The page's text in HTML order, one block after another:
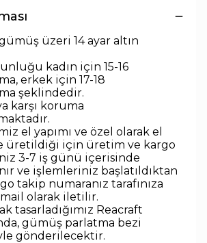
üzeri 14 ayar altın
kadın için 15-16
erkek için 17-18
şeklindedir.
karşı koruma
el yapımı ve özel olarak el
üretildiği için üretim ve kargo
3-7 iş günü içerisinde
ve işlemleriniz başlatıldıktan
takip numaranız tarafınıza
mail olarak iletilir.
tasarladığımız Reacraft
gümüş parlatma bezi
gönderilecektir.